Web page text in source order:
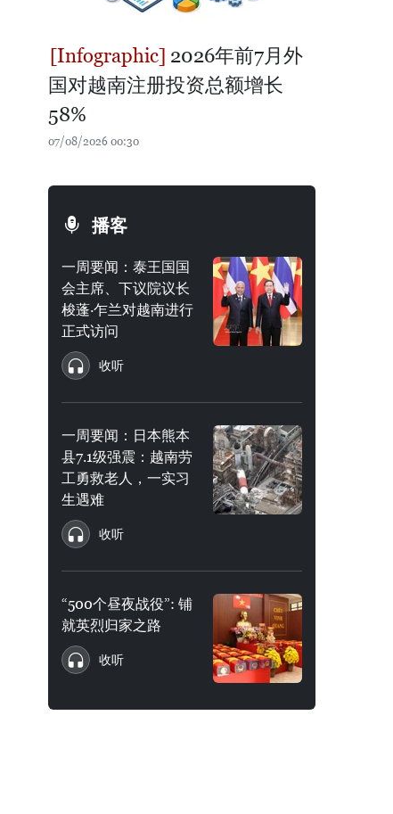
2026年前7月外
国对越南注册投资总额增长
58%
07/08/2026 00:30
播客
一周要闻：泰王国国
会主席、下议院议长
梭蓬·乍兰对越南进行
正式访问
收听
一周要闻：日本熊本
县7.1级强震：越南劳
工勇救老人，一实习
生遇难
收听
“500个昼夜战役”: 铺
就英烈归家之路
收听